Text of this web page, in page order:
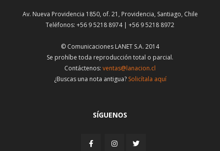
Av. Nueva Providencia 1850, of. 21, Providencia, Santiago, Chile
Teléfonos: +56 9 5218 8974 | +56 9 5218 8972
© Comunicaciones LANET S.A. 2014
Se prohíbe toda reproducción total o parcial.
Contáctenos: ventas@lanacion.cl
¿Buscas una nota antigua? Solicítala aquí
SÍGUENOS